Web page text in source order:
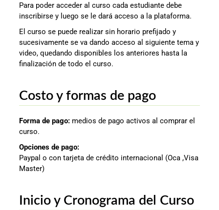
Para poder acceder al curso cada estudiante debe
inscribirse y luego se le dará acceso a la plataforma.
El curso se puede realizar sin horario prefijado y
sucesivamente se va dando acceso al siguiente tema y
video, quedando disponibles los anteriores hasta la
finalización de todo el curso.
Costo y formas de pago
Forma de pago: medios de pago activos al comprar el
curso.
Opciones de pago:
Paypal o con tarjeta de crédito internacional (Oca ,Visa
Master)
Inicio y Cronograma del Curso